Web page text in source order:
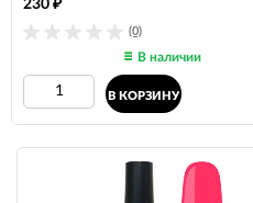
(0)
230 ₽
В наличии
В КОРЗИНУ